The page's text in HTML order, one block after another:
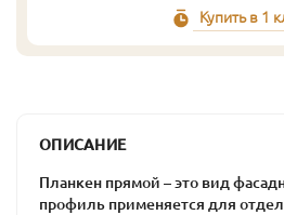
Купить в 1
ОПИСАНИЕ
Планкен прямой – это вид
профиль применяется для